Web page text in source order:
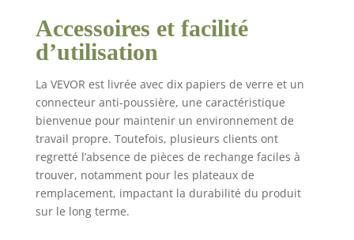
le matériau et
améliorant l'efficacité
vitesses : avec 6
vitesses disponibles
allant de 3 300 à 7 400
tr/min, notre ponceuse
orbitale électrique
s'adapte à chaque
tâche avec précision et
Accessoires et facilité
d’utilisation
La VEVOR est livrée avec dix papiers de verre et un
connecteur anti-poussière, une caractéristique
bienvenue pour maintenir un environnement de
travail propre. Toutefois, plusieurs clients ont
regretté l’absence de pièces de rechange faciles à
trouver, notamment pour les plateaux de
remplacement, impactant la durabilité du produit
sur le long terme.